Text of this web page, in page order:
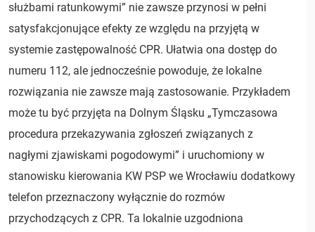
służbami ratunkowymi” nie zawsze przynosi w pełni
satysfakcjonujące efekty ze względu na przyjętą w
systemie zastępowalność CPR. Ułatwia ona dostęp do
numeru 112, ale jednocześnie powoduje, że lokalne
rozwiązania nie zawsze mają zastosowanie. Przykładem
może tu być przyjęta na Dolnym Śląsku „Tymczasowa
procedura przekazywania zgłoszeń związanych z
nagłymi zjawiskami pogodowymi” i uruchomiony w
stanowisku kierowania KW PSP we Wrocławiu dodatkowy
telefon przeznaczony wyłącznie do rozmów
przychodzących z CPR. Ta lokalnie uzgodniona